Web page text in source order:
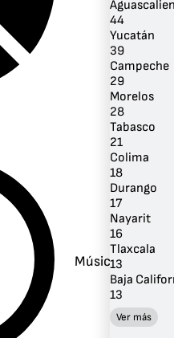
Música
44
Yucatán
39
Campeche
29
Morelos
28
Tabasco
21
Colima
18
Durango
17
Nayarit
16
Tlaxcala
13
Baja
13
Ver más